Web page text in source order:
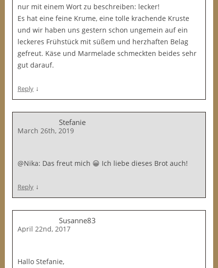
nur mit einem Wort zu beschreiben: lecker!
Es hat eine feine Krume, eine tolle krachende Kruste
und wir haben uns gestern schon ungemein auf ein
leckeres Frühstück mit süßem und herzhaften Belag
gefreut. Käse und Marmelade schmeckten beides sehr
gut darauf.
Reply ↓
Stefanie
March 26th, 2019
@Nika: Das freut mich 😀 Ich liebe dieses Brot auch!
Reply ↓
Susanne83
April 22nd, 2017
Hallo Stefanie,